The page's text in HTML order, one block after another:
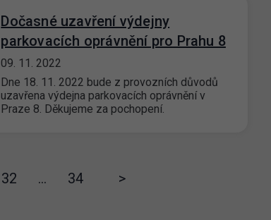
Dočasné uzavření výdejny
parkovacích oprávnění pro Prahu 8
09. 11. 2022
Dne 18. 11. 2022 bude z provozních důvodů
uzavřena výdejna parkovacích oprávnění v
Praze 8. Děkujeme za pochopení.
32 … 34 >